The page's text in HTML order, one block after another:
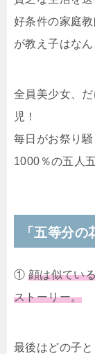
好条件の家庭
が教え子はな
全員美少女、
児！
毎日がお祭り
1000％の五人
「五等分
① 顔は似てい
ストーリー。
最後はどの子